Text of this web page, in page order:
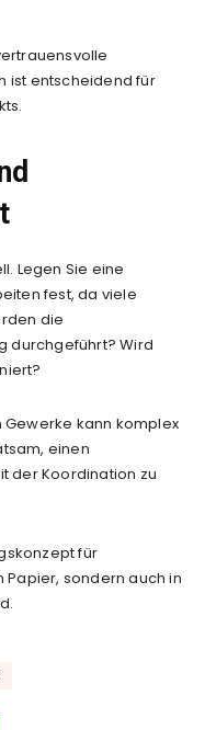
ist entscheidend für
Legen Sie eine
fest, da viele
die
durchgeführt? Wird
kann komplex
einen
der Koordination zu
für
sondern auch in